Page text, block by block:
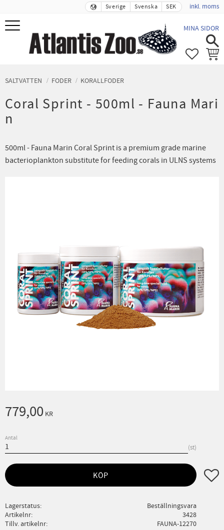
Meny
Sverige Svenska SEK inkl. moms
MINA SIDOR
SALTVATTEN FODER KORALLFODER
Coral Sprint - 500ml - Fauna Mari
n
500ml - Fauna Marin Coral Sprint is a premium grade marine
bacterioplankton substitute for feeding corals in ULNS systems
779,00 KR
Antal
st
KÖP Lägg
Lagerstatus
Beställningsvara
Artikelnr
3428
Tillv. artikelnr
FAUNA-12270